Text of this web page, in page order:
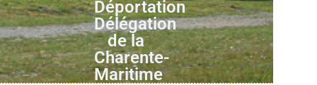
Déportation
Délégation
de la
Charente-
Maritime